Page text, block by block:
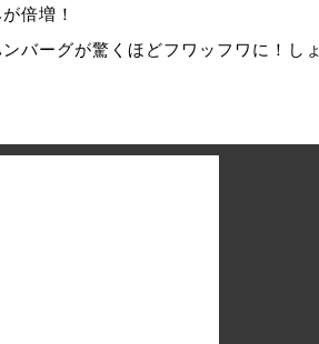
倍増！
バーグが驚くほどフワッフワに！しょ